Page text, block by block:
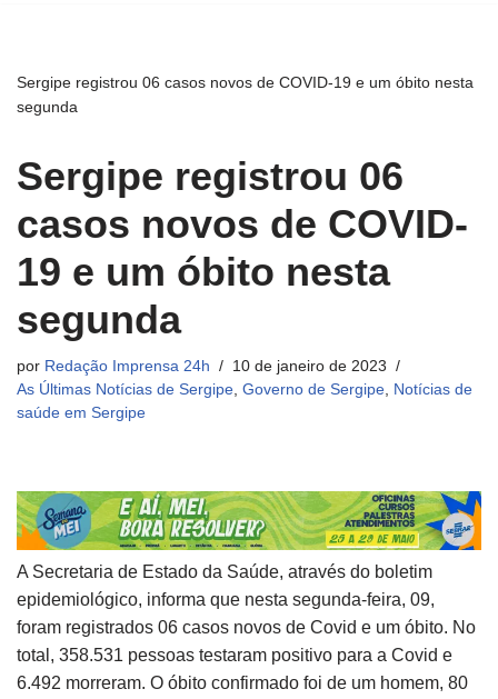
Sergipe registrou 06 casos novos de COVID-19 e um óbito nesta
segunda
Sergipe registrou 06
casos novos de COVID-
19 e um óbito nesta
segunda
por Redação Imprensa 24h
10 de janeiro de 2023
As Últimas Notícias de Sergipe, Governo de Sergipe, Notícias de
saúde em Sergipe
A Secretaria de Estado da Saúde, através do boletim
epidemiológico, informa que nesta segunda-feira, 09,
foram registrados 06 casos novos de Covid e um óbito. No
total, 358.531 pessoas testaram positivo para a Covid e
6.492 morreram. O óbito confirmado foi de um homem, 80